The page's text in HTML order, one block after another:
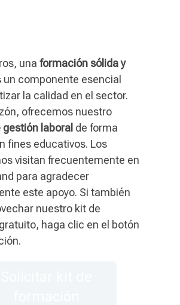
una formación sólida y
un componente esencial
la calidad en el sector.
ofrecemos nuestro
laboral de forma
fines educativos. Los
visitan frecuentemente en
para agradecer
este apoyo. Si también
nuestro kit de
haga clic en el botón